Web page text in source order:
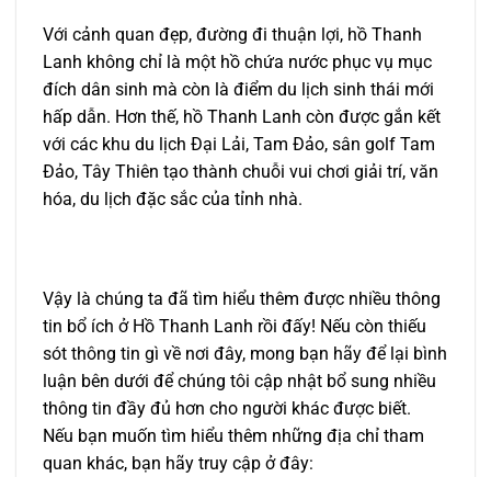
Với cảnh quan đẹp, đường đi thuận lợi, hồ Thanh
Lanh không chỉ là một hồ chứa nước phục vụ mục
đích dân sinh mà còn là điểm du lịch sinh thái mới
hấp dẫn. Hơn thế, hồ Thanh Lanh còn được gắn kết
với các khu du lịch Đại Lải, Tam Đảo, sân golf Tam
Đảo, Tây Thiên tạo thành chuỗi vui chơi giải trí, văn
hóa, du lịch đặc sắc của tỉnh nhà.
Vậy là chúng ta đã tìm hiểu thêm được nhiều thông
tin bổ ích ở Hồ Thanh Lanh rồi đấy! Nếu còn thiếu
sót thông tin gì về nơi đây, mong bạn hãy để lại bình
luận bên dưới để chúng tôi cập nhật bổ sung nhiều
thông tin đầy đủ hơn cho người khác được biết.
Nếu bạn muốn tìm hiểu thêm những địa chỉ tham
quan khác, bạn hãy truy cập ở đây: